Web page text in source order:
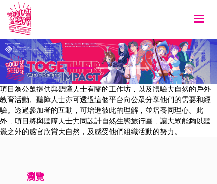
項目為公眾提供與聽障人士有關的工作坊，以及體驗大自然的戶外
教育活動。聽障人士亦可透過這個平台向公眾分享他們的需要和經
驗。透過參加者的互動，可增進彼此的理解，並培養同理心。此
外，項目將與聽障人士共同設計自然生態旅行團，讓大眾能夠以聽
覺之外的感官欣賞大自然，及感受他們組織活動的努力。
瀏覽